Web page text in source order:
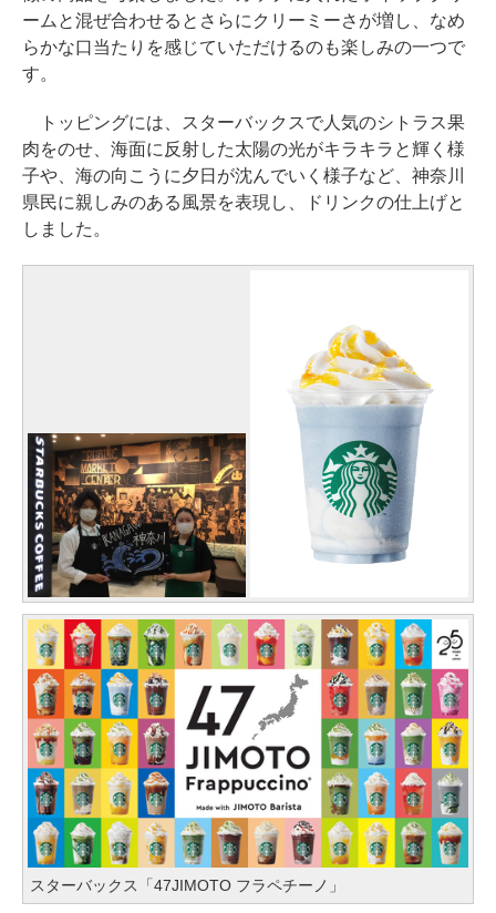
ームと混ぜ合わせるとさらにクリーミーさが増し、なめ
らかな口当たりを感じていただけるのも楽しみの一つで
す。
トッピングには、スターバックスで人気のシトラス果
肉をのせ、海面に反射した太陽の光がキラキラと輝く様
子や、海の向こうに夕日が沈んでいく様子など、神奈川
県民に親しみのある風景を表現し、ドリンクの仕上げと
しました。
スターバックス「47JIMOTO フラペチーノ」